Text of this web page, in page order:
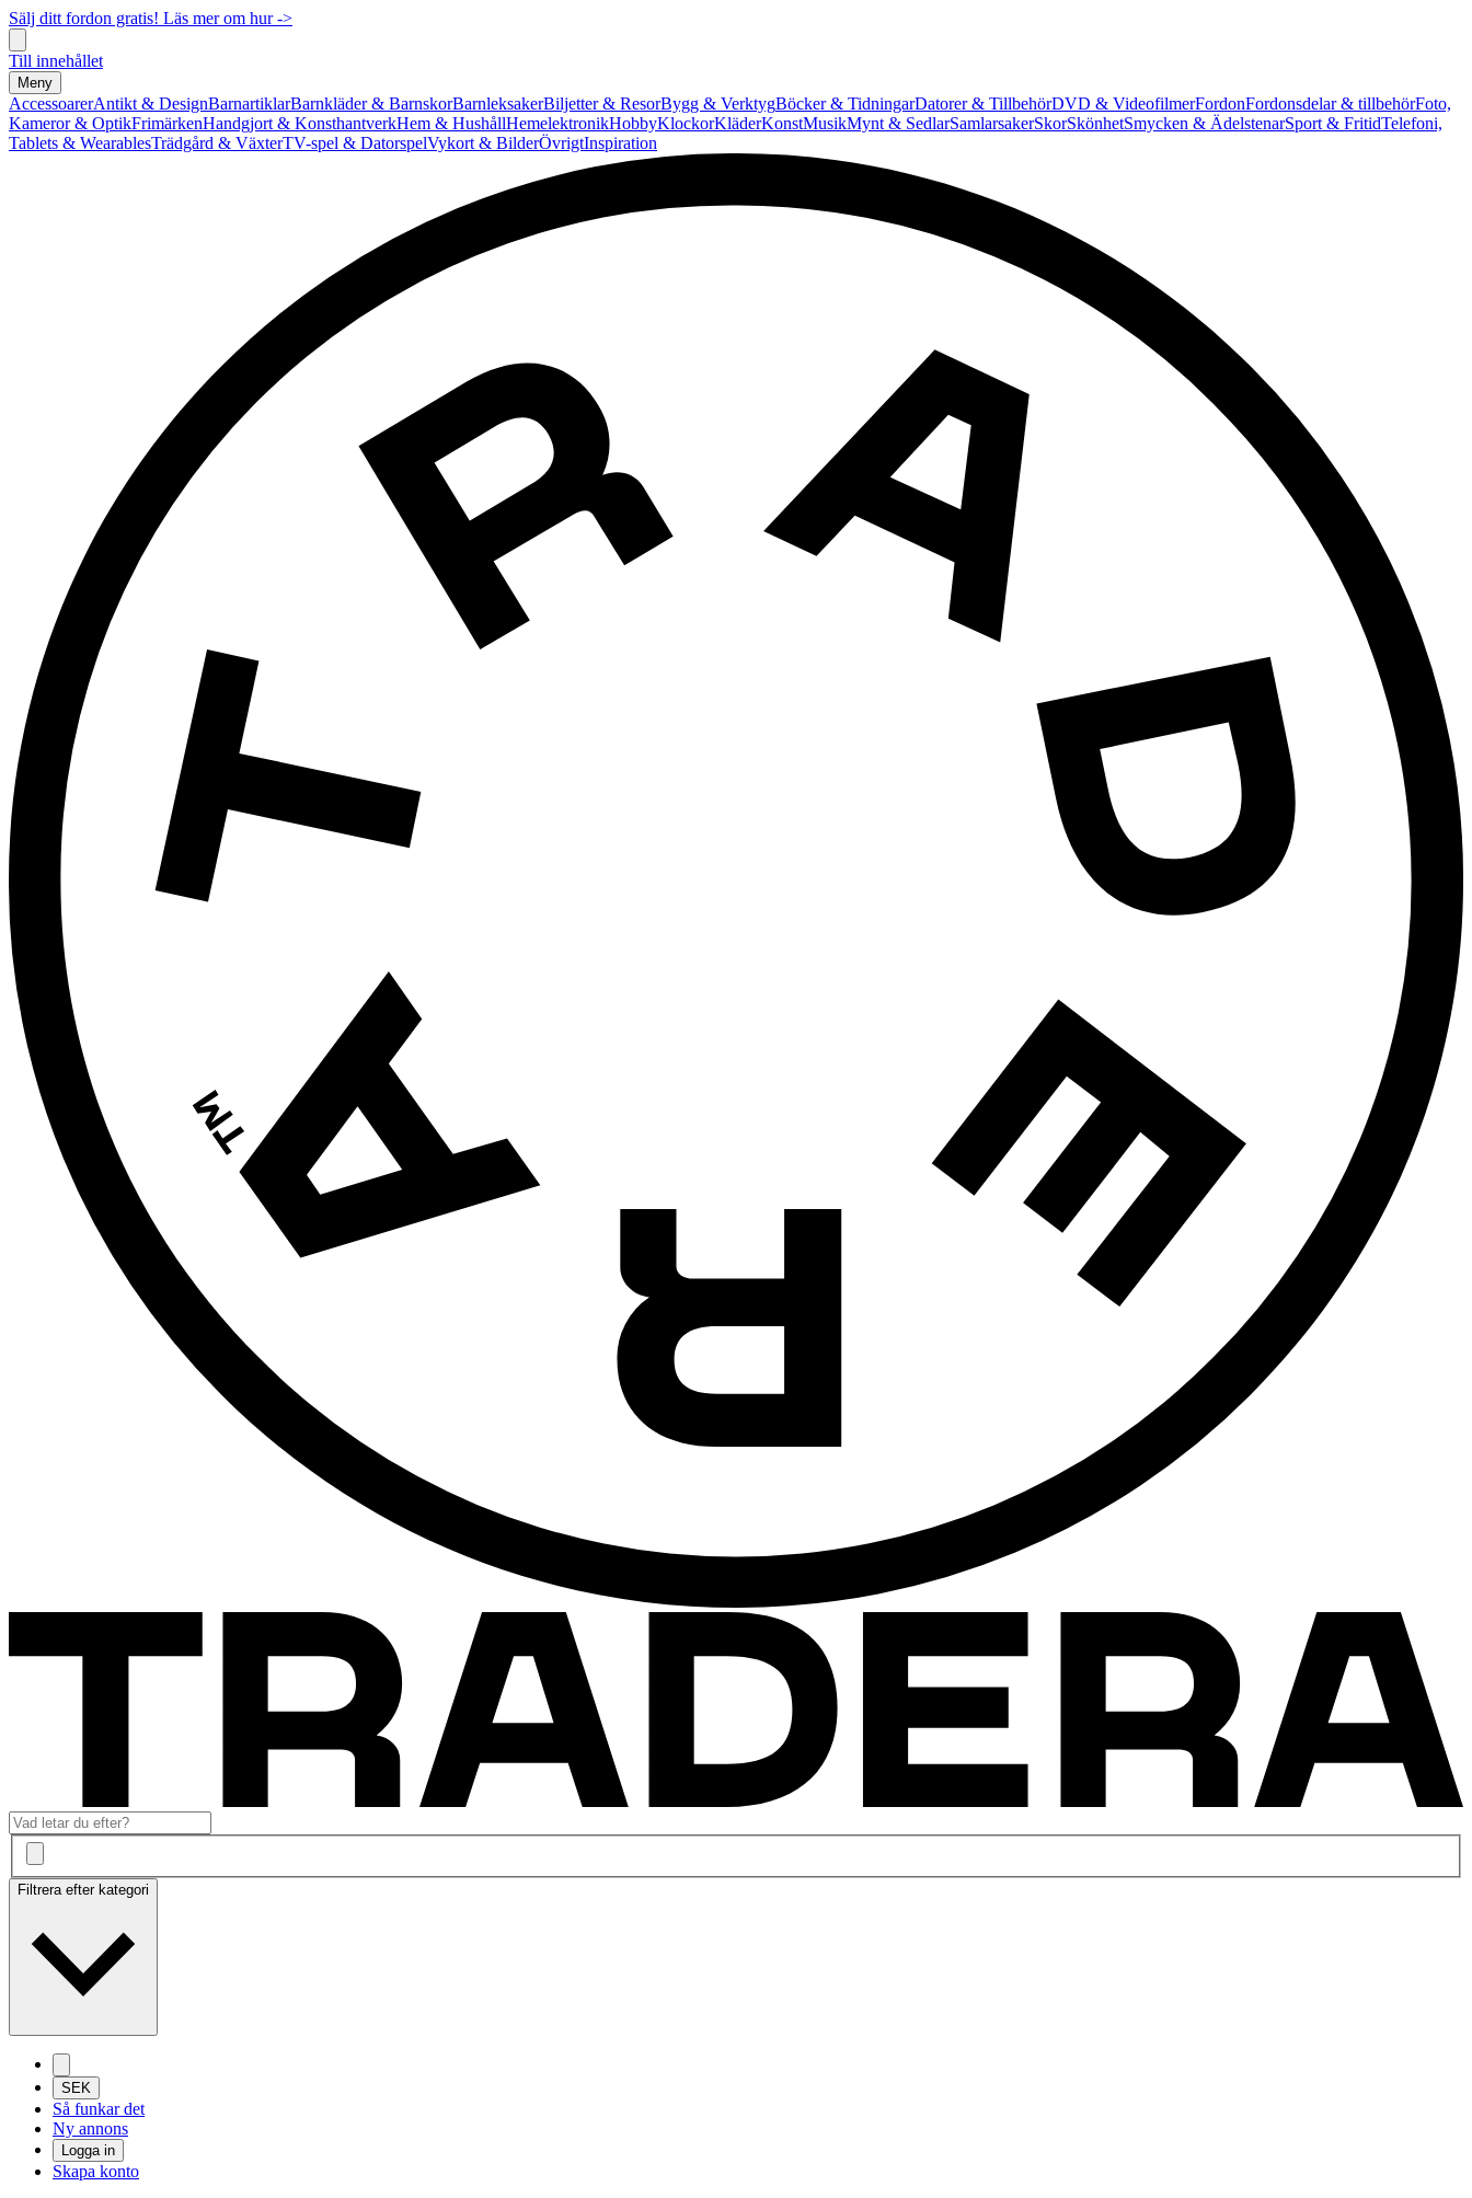
Sälj ditt fordon gratis! Läs mer om hur ->
Till innehållet
Meny
AccessoarerAntikt & DesignBarnartiklarBarnkläder & BarnskorBarnleksakerBiljetter & ResorBygg & VerktygBöcker & TidningarDatorer & TillbehörDVD & VideofilmerFordonFordonsdelar & tillbehörFoto,
Kameror & OptikFrimärkenHandgjort & KonsthantverkHem & HushållHemelektronikHobbyKlockorKläderKonstMusikMynt & SedlarSamlarsakerSkorSkönhetSmycken & ÄdelstenarSport & FritidTelefoni,
Tablets & WearablesTrädgård & VäxterTV-spel & DatorspelVykort & BilderÖvrigtInspiration
Filtrera efter kategori
SEK
Så funkar det
Ny annons
Logga in
Skapa konto